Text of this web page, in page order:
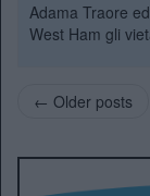
Adama Traore
West Ham gli
← Older posts